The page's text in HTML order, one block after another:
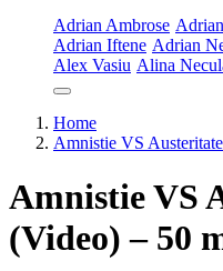
Adrian Ambrose
Adrian Iftene Adrian
Alex Vasiu Alina
Home
Amnistie VS
Amnistie VS
(Video) – 50